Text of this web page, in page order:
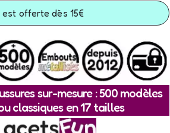
offerte dès 15€
sur-mesure : 500 modèles
classiques en 17 tailles